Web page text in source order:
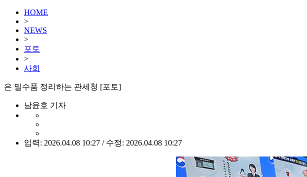
HOME
>
NEWS
>
포토
>
사회
은 밀수품 정리하는 관세청 [포토]
남윤호 기자
입력: 2026.04.08 10:27 / 수정: 2026.04.08 10:27